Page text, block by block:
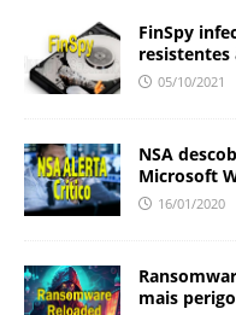
FinSpy
resistentes
05/10/2021
NSA
Microsoft
16/01/2020
mais